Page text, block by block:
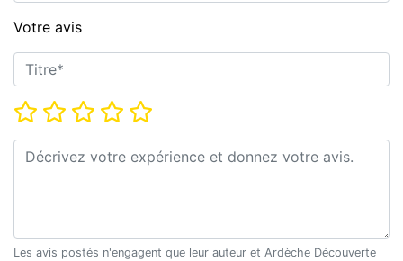
Votre avis
Titre*
Note*
Commentaire*
Les avis postés n'engagent que leur auteur et Ardèche Découverte